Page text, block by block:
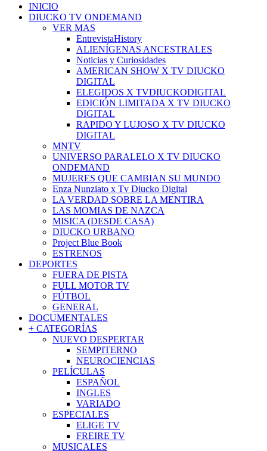
INICIO
DIUCKO TV ONDEMAND
VER MAS
EntrevistaHistory
ALIENÍGENAS ANCESTRALES
Noticias y Curiosidades
AMERICAN SHOW X TV DIUCKO
DIGITAL
ELEGIDOS X TVDIUCKODIGITAL
EDICIÓN LIMITADA X TV DIUCKO
DIGITAL
RAPIDO Y LUJOSO X TV DIUCKO
DIGITAL
MNTV
UNIVERSO PARALELO X TV DIUCKO
ONDEMAND
MUJERES QUE CAMBIAN SU MUNDO
Enza Nunziato x Tv Diucko Digital
LA VERDAD SOBRE LA MENTIRA
LAS MOMIAS DE NAZCA
MISICA (DESDE CASA)
DIUCKO URBANO
Project Blue Book
ESTRENOS
DEPORTES
FUERA DE PISTA
FULL MOTOR TV
FÚTBOL
GENERAL
DOCUMENTALES
+ CATEGORÍAS
NUEVO DESPERTAR
SEMPITERNO
NEUROCIENCIAS
PELÍCULAS
ESPAÑOL
INGLES
VARIADO
ESPECIALES
ELIGE TV
FREIRE TV
MUSICALES